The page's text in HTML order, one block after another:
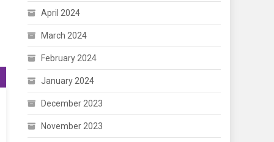
April 2024
March 2024
February 2024
January 2024
December 2023
November 2023